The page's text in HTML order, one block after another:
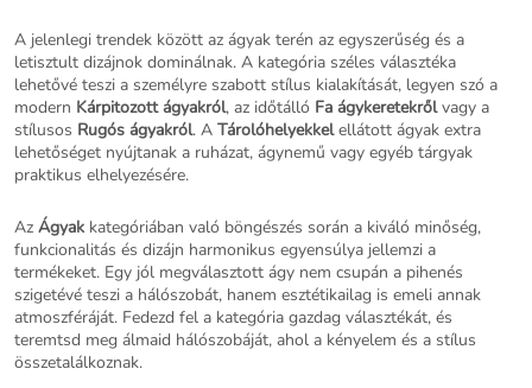
A jelenlegi trendek között az ágyak terén az egyszerűség és a
letisztult dizájnok dominálnak. A kategória széles választéka
lehetővé teszi a személyre szabott stílus kialakítását, legyen szó a
modern Kárpitozott ágyakról, az időtálló Fa ágykeretekrőlvagy a
stílusos Rugós ágyakról. A Tárolóhelyekkelellátott ágyak extra
lehetőséget nyújtanak a ruházat, ágynemű vagy egyéb tárgyak
praktikus elhelyezésére.
Az Ágyak kategóriában való böngészés során a kiváló minőség,
funkcionalitás és dizájn harmonikus egyensúlya jellemzi a
termékeket. Egy jól megválasztott ágy nem csupán a pihenés
szigetévé teszi a hálószobát, hanem esztétikailag is emeli annak
atmoszféráját. Fedezd fel a kategória gazdag választékát, és
teremtsd meg álmaid hálószobáját, ahol a kényelem és a stílus
összetalálkoznak.